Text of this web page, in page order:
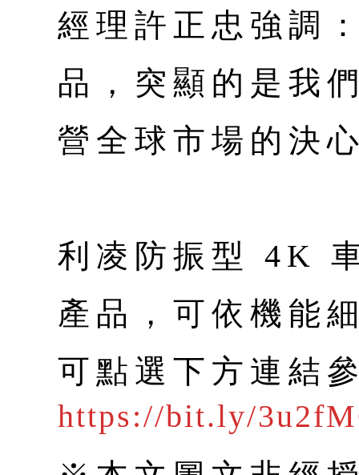
經理許正忠強調
品，突顯的是我
營全球市場的決
利凌防振型 4K
產品，可依機能
可點選下方連結
https://bit.ly/